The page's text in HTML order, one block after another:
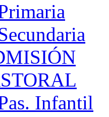
Infantil